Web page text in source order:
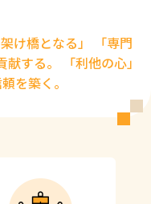
け橋となる」 「専門
する。 「利他の心」
を築く。